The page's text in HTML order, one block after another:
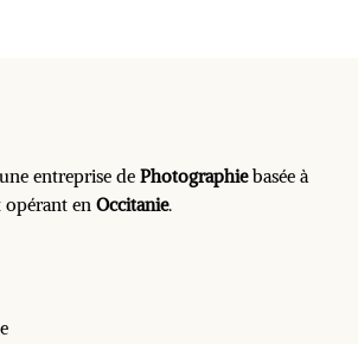
entreprise de Photographiebasée à
opérant en Occitanie.